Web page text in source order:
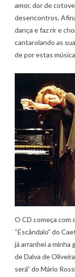
amor, dor de
desencontros.
dança e faz rir e
cantarolando as
de por estas
O CD começa com
“Escândalo” do
já arranhei a minha
de Dalva de
será” do Mário